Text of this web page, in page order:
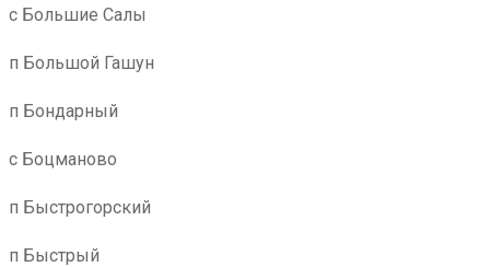
с Большие Салы
п Большой Гашун
п Бондарный
с Боцманово
п Быстрогорский
п Быстрый